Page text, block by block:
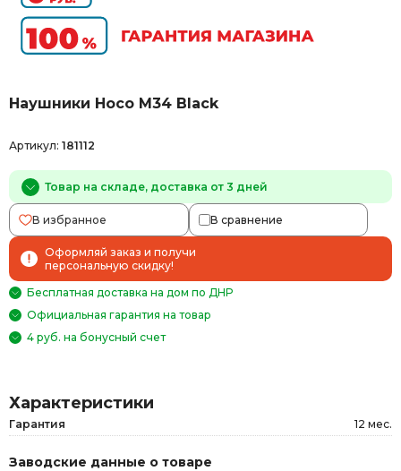
Наушники Hoco M34 Black
Артикул: 181112
Товар на складе, доставка от 3 дней
В избранное В сравнение
Оформляй заказ и получи
персональную скидку!
Бесплатная доставка на дом по ДНР
Официальная гарантия на товар
4 руб. на бонусный счет
Характеристики
Гарантия 12 мес.
Заводские данные о товаре